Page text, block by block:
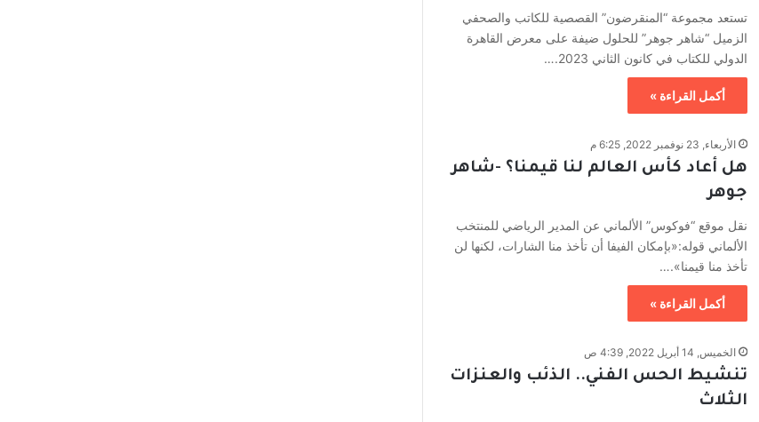
تستعد مجموعة “المنقرضون” القصصية للكاتب والصحفي
الزميل “شاهر جوهر” للحلول ضيفة على معرض القاهرة
الدولي للكتاب في كانون الثاني 2023.…
أكمل القراءة »
الأربعاء, 23 نوفمبر 2022, 6:25 م
هل أعاد كأس العالم لنا قيمنا؟ -شاهر
جوهر
نقل موقع “فوكوس” الألماني عن المدير الرياضي للمنتخب
الألماني قوله:«بإمكان الفيفا أن تأخذ منا الشارات، لكنها لن
تأخذ منا قيمنا».…
أكمل القراءة »
الخميس, 14 أبريل 2022, 4:39 ص
تنشيط الحس الفني.. الذئب والعنزات
الثلاث